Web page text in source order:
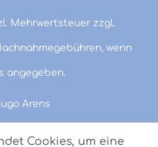
Arens
Mehrwertsteuer zzgl.
wenn
angegeben.
Cookies, um eine